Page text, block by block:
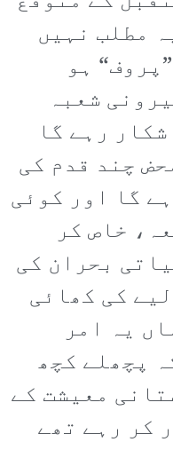
مطلب نہیں
ہو
شعبہ
رہے گا
چند قدم کی
گا اور کوئی
خاص کر
بحران کی
کی کھائی
یہ امر
پچھلے کچھ
معیشت کے
کر رہے تھے